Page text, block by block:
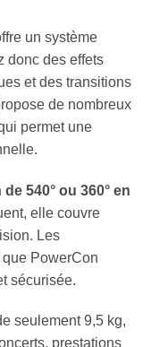
un système
donc des effets
et des transitions
de nombreux
permet une
de 540° ou 360° en
elle couvre
Les
PowerCon
sécurisée.
seulement 9,5 kg,
prestations